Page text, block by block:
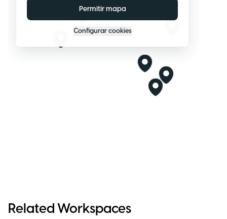
Permitir mapa
Configurar cookies
Related Workspaces